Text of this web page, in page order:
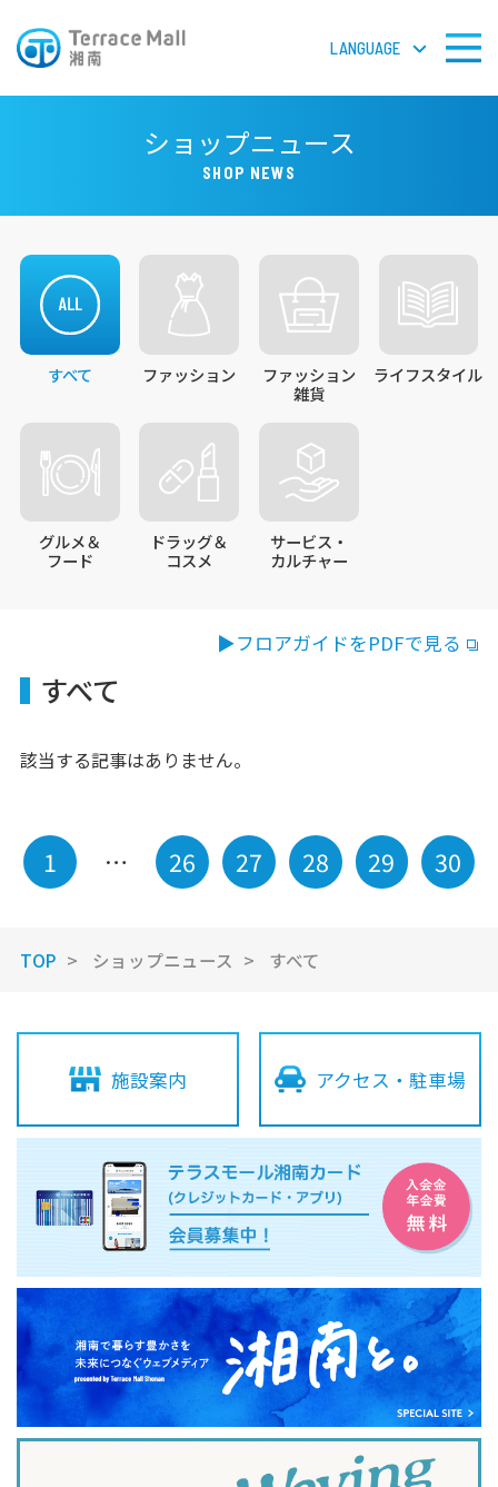
LANGUAGE
LANGUAGE
ショップガイド
ショップニュース
イベント＆ニュース
サービス
アクセス・駐車場
スタッフ募集
辻堂商店街からの お知らせ
サイトマップ
ショップニュース
SHOP NEWS
すべて ファッション
ファッション
雑貨
ライフスタイル
グルメ＆
フード
ドラッグ＆
コスメ
サービス・
カルチャー
▶フロアガイドをPDFで見る
すべて
該当する記事はありません。
1 … 26 27 28 29 30
TOP ショップニュース すべて
施設案内 アクセス・駐車場